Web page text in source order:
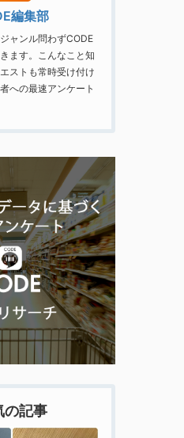
編集部
ャンル問わずCODE
ます。こんなこと知
ストも常時受け付け
への最速アンケート
の記事